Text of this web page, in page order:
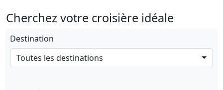
Cherchez votre croisière idéale
Destination
Toutes les destinations